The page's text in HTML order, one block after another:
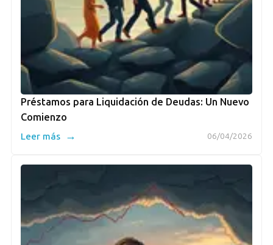
Préstamos para Liquidación de Deudas: Un Nuevo
Comienzo
06/04/2026
Leer más →